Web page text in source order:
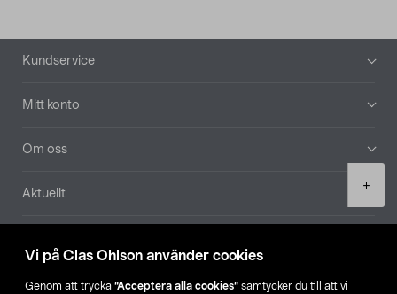
Vi på Clas Ohlson använder cookies
Genom att trycka ”Acceptera alla cookies” samtycker du till att vi
+
Sidfot
Kundservice
Mitt konto
Om oss
Aktuellt
Hitta butik